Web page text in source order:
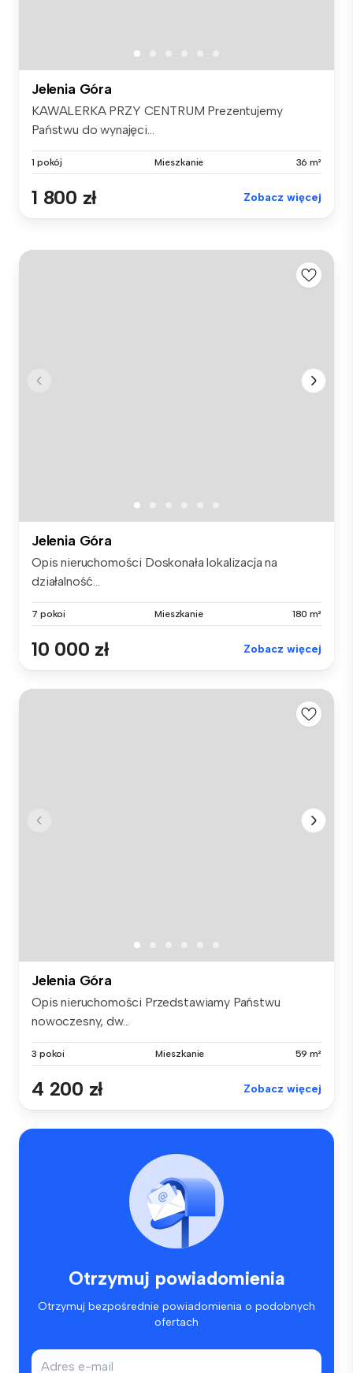
Jelenia Góra
KAWALERKA PRZY CENTRUM Prezentujemy
Państwu do wynajęci...
1 pokój Mieszkanie 36 m²
1 800 zł Zobacz więcej
Jelenia Góra
Opis nieruchomości Doskonała lokalizacja na
działalność...
7 pokoi Mieszkanie 180 m²
10 000 zł Zobacz więcej
Jelenia Góra
Opis nieruchomości Przedstawiamy Państwu
nowoczesny, dw...
3 pokoi Mieszkanie 59 m²
4 200 zł Zobacz więcej
Otrzymuj powiadomienia
Otrzymuj bezpośrednie powiadomienia o podobnych
ofertach